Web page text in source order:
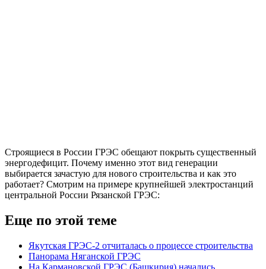
Строящиеся в России ГРЭС обещают покрыть существенный
энергодефицит. Почему именно этот вид генерации
выбирается зачастую для нового строительства и как это
работает? Смотрим на примере крупнейшей электростанций
центральной России Рязанской ГРЭС:
Еще по этой теме
Якутская ГРЭС-2 отчиталась о процессе строительства
Панорама Няганской ГРЭС
На Кармановской ГРЭС (Башкирия) начались